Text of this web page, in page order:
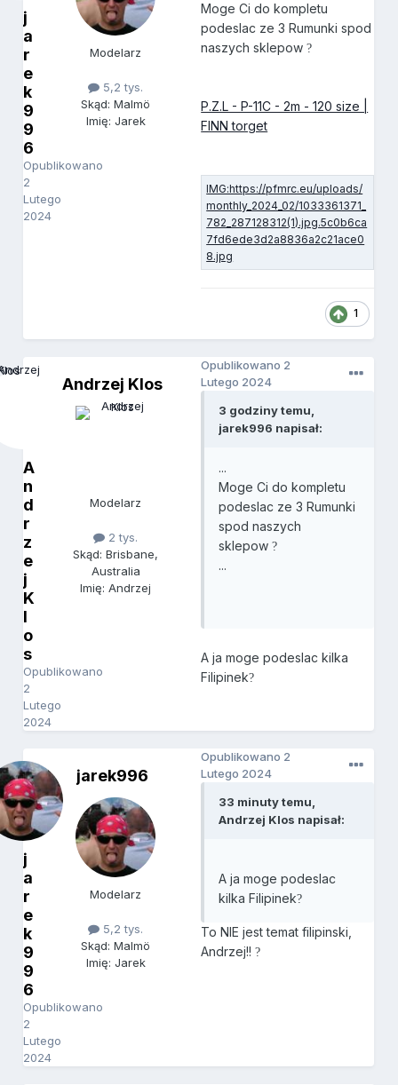
j
a
r
e
k
9
9
6
Opublikowano
2
Lutego
2024
Modelarz
5,2 tys.
Skąd: Malmö
Imię: Jarek
Moge Ci do kompletu
podeslac ze 3 Rumunki spod
naszych sklepow?
P.Z.L - P-11C - 2m - 120 size |
FINN torget
1
A
n
d
r
z
e
j
K
l
o
s
Opublikowano
2
Lutego
2024
Andrzej Klos
Modelarz
2 tys.
Skąd: Brisbane,
Australia
Imię: Andrzej
Opublikowano 2
Lutego 2024
3 godziny temu,
jarek996 napisał:
...
Moge Ci do kompletu
podeslac ze 3 Rumunki
spod naszych
sklepow?
...
A ja moge podeslac kilka
Filipinek?
j
a
r
e
k
9
9
6
Opublikowano
2
Lutego
2024
jarek996
Modelarz
5,2 tys.
Skąd: Malmö
Imię: Jarek
Opublikowano 2
Lutego 2024
33 minuty temu,
Andrzej Klos napisał:
A ja moge podeslac
kilka Filipinek?
To NIE jest temat filipinski,
Andrzej!!?